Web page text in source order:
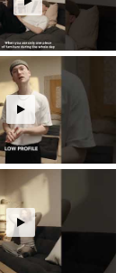
Bak den
til for
også
kan vendes etter
eller som et
bort. I
som